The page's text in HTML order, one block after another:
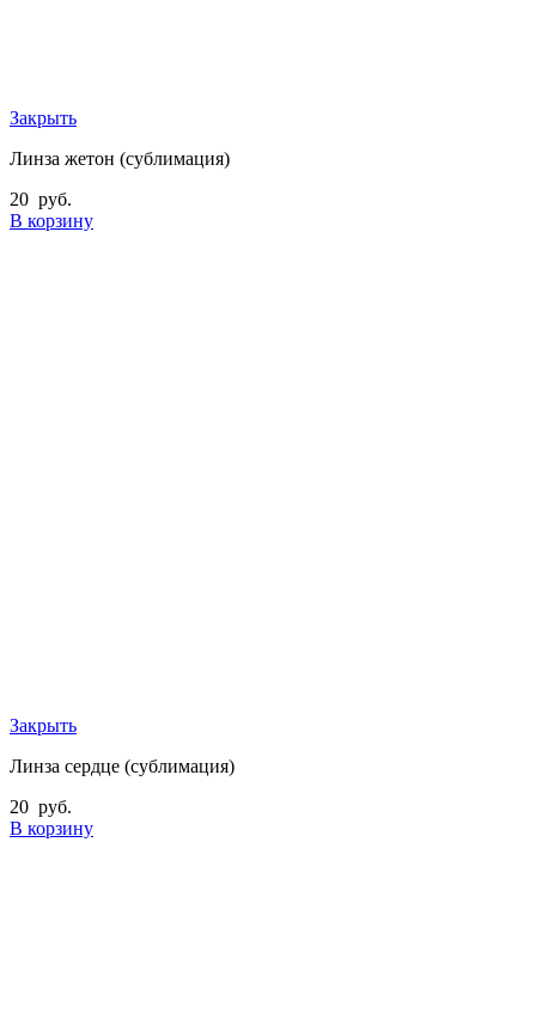
Закрыть
Линза жетон (сублимация)
20 руб.
В корзину
Закрыть
Линза сердце (сублимация)
20 руб.
В корзину